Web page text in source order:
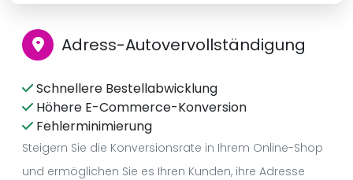
Adress-Autovervollständigung
Schnellere Bestellabwicklung
Höhere E-Commerce-Konversion
Fehlerminimierung
Steigern Sie die Konversionsrate in Ihrem Online-Shop
und ermöglichen Sie es Ihren Kunden, ihre Adresse